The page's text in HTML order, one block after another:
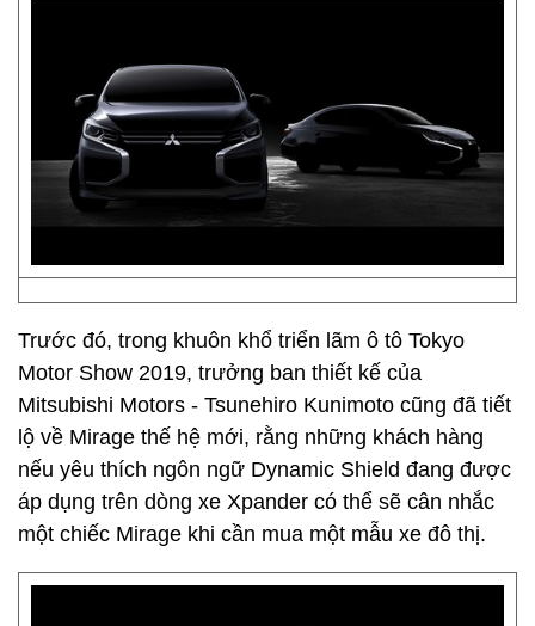
Trước đó, trong khuôn khổ triển lãm ô tô Tokyo
Motor Show 2019, trưởng ban thiết kế của
Mitsubishi Motors - Tsunehiro Kunimoto cũng đã tiết
lộ về Mirage thế hệ mới, rằng những khách hàng
nếu yêu thích ngôn ngữ Dynamic Shield đang được
áp dụng trên dòng xe Xpander có thể sẽ cân nhắc
một chiếc Mirage khi cần mua một mẫu xe đô thị.